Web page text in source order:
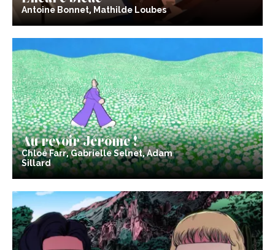
Antoine Bonnet, Mathilde Loubes
Au revoir Jérôme !
Chloé Farr, Gabrielle Selnet, Adam
Sillard